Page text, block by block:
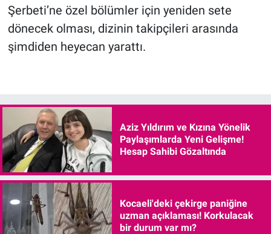
Şerbeti’ne özel bölümler için yeniden sete
dönecek olması, dizinin takipçileri arasında
şimdiden heyecan yarattı.
Aziz Yıldırım ve Kızına Yönelik
Paylaşımlarda Yeni Gelişme!
Hesap Sahibi Gözaltında
Kocaeli'deki çekirge paniğine
uzman açıklaması! Korkulacak
bir durum var mı?